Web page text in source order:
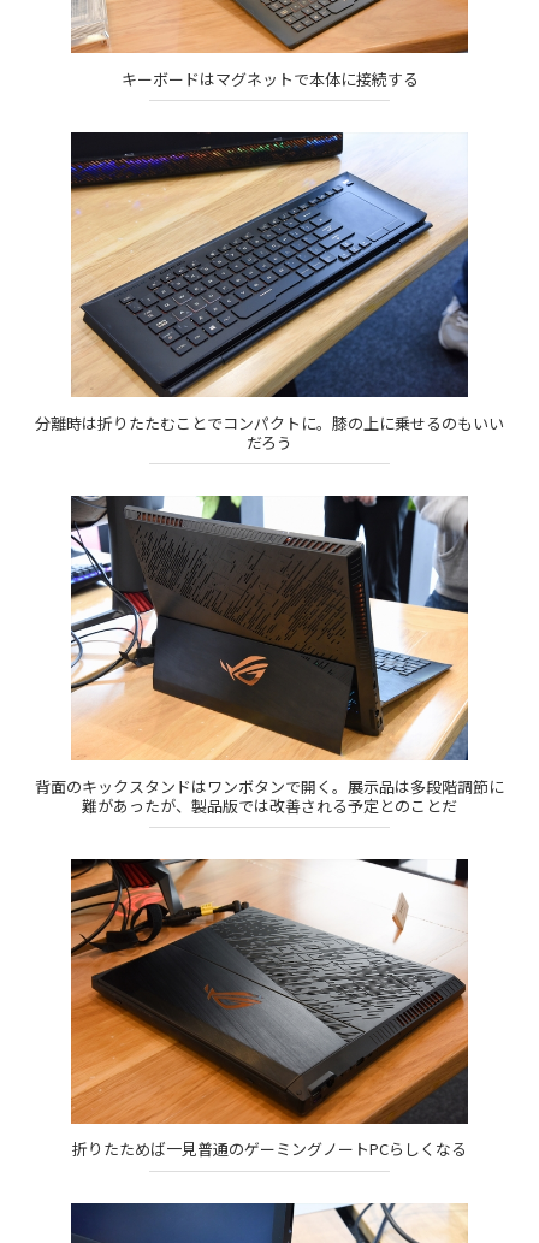
キーボードはマグネットで本体に接続する
分離時は折りたたむことでコンパクトに。膝の上に乗せるのもいい
だろう
背面のキックスタンドはワンボタンで開く。展示品は多段階調節に
難があったが、製品版では改善される予定とのことだ
折りたためば一見普通のゲーミングノートPCらしくなる